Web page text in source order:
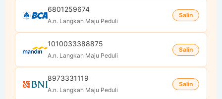
6801259674
A.n. Langkah Maju Peduli
Salin
1010033388875
A.n. Langkah Maju Peduli
Salin
8973331119
A.n. Langkah Maju Peduli
Salin